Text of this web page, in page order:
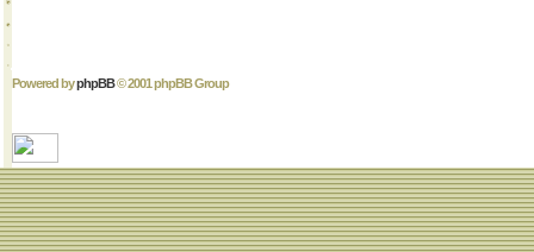
Powered byphpBB© 2001 phpBB Group